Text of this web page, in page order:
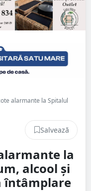
alarmante la Spitalul
Salvează
la
alcool și
întâmplare